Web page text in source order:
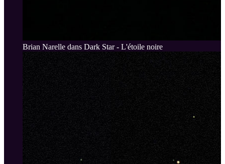
Brian Narelle dans Dark Star - L'étoile noire